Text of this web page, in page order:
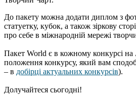
До пакету можна додати диплом з
статуетку, кубок, а також зіркову
про себе в міжнародній мережі
Пакет World є в кожному конкурсі на
положення конкурсу, який вам
– в добірці актуальних конкурсів).
Долучайтеся сьогодні!